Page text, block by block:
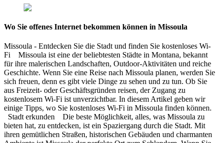
Wo Sie offenes Internet bekommen können in Missoula
Missoula - Entdecken Sie die Stadt und finden Sie kostenloses Wi-
Fi Missoula ist eine der beliebtesten Städte in Montana, bekannt
für ihre malerischen Landschaften, Outdoor-Aktivitäten und reiche
Geschichte. Wenn Sie eine Reise nach Missoula planen, werden Sie
sich freuen, denn es gibt viele Dinge zu sehen und zu tun. Ob Sie
aus Freizeit- oder Geschäftsgründen reisen, der Zugang zu
kostenlosem Wi-Fi ist unverzichtbar. In diesem Artikel geben wir
einige Tipps, wo Sie kostenloses Wi-Fi in Missoula finden können.
Stadt erkunden Die beste Möglichkeit, alles, was Missoula zu
bieten hat, zu entdecken, ist ein Spaziergang durch die Stadt. Mit
ihren gemütlichen Straßen, historischen Gebäuden und charmanten